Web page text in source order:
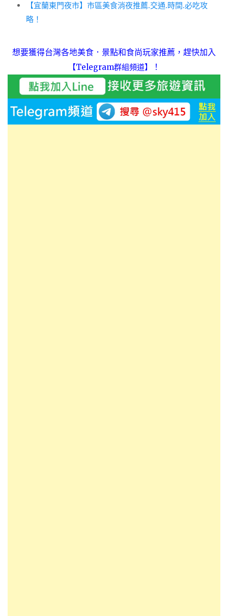
【宜蘭東門夜市】市區美食消夜推薦.交通.時間.必吃攻
略！
想要獲得台灣各地美食．景點和食尚玩家推薦，趕快加入
【Telegram群組頻道】 ！